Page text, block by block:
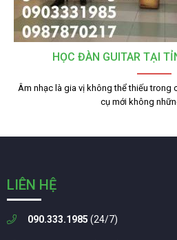
HỌC ĐÀN GUITAR TẠI
Âm nhạc là gia vị không thể thiếu trong
cụ mới không
LIÊN HỆ
090.333.1985 (24/7)